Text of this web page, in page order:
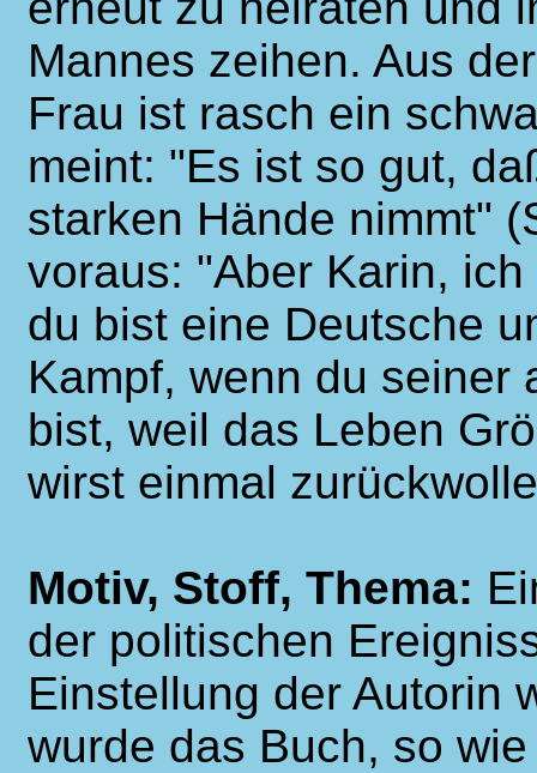
Mannes zeihen. Aus
Frau ist rasch ein
meint: "Es ist so gut,
starken Hände nimmt"
voraus: "Aber Karin,
du bist eine Deutsche
Kampf, wenn du seiner
bist, weil das Leben
wirst einmal
Motiv, Stoff, Thema:
der politischen
Einstellung der Autorin
wurde das Buch, so